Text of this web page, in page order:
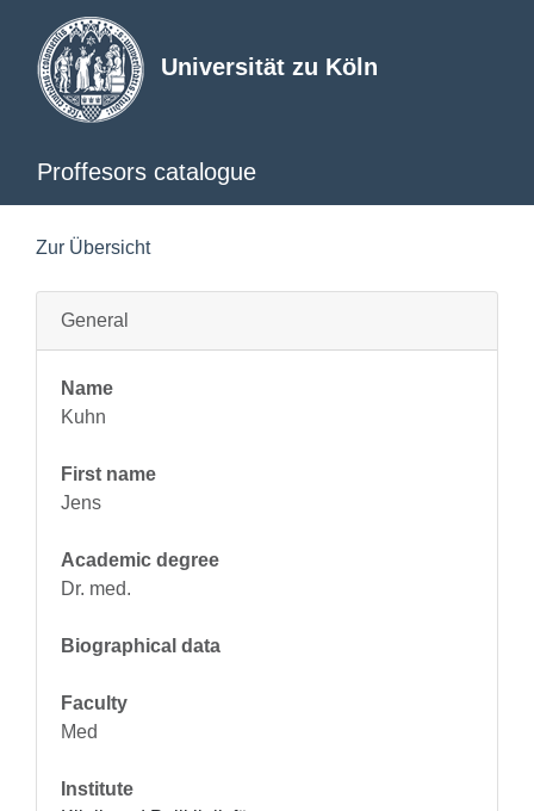
Universität zu Köln
Proffesors catalogue
Zur Übersicht
General
Name
Kuhn
First name
Jens
Academic degree
Dr. med.
Biographical data
Faculty
Med
Institute